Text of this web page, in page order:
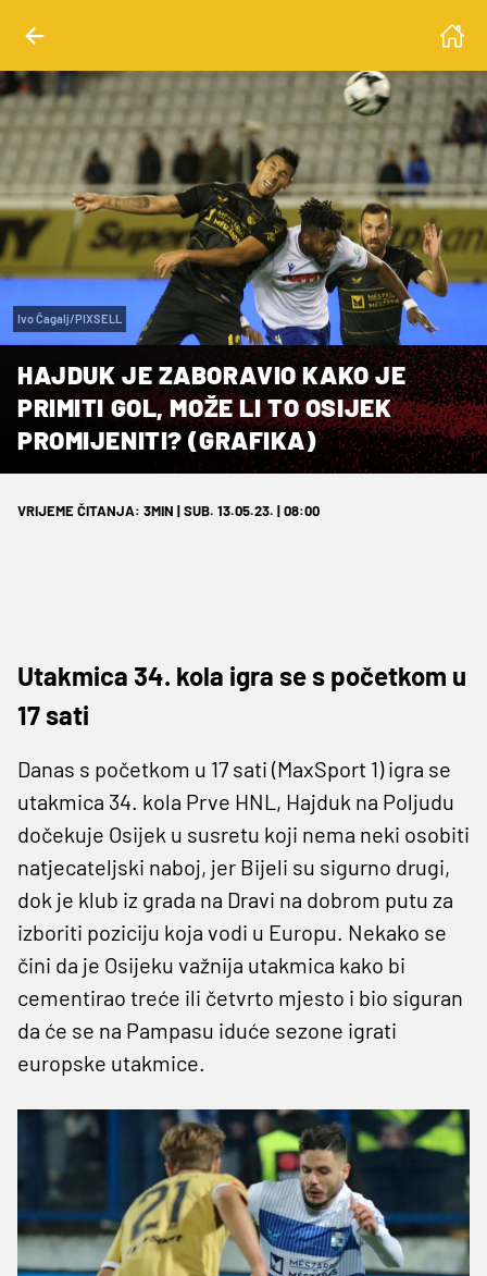
Ivo Čagalj/PIXSELL
HAJDUK JE ZABORAVIO KAKO JE
PRIMITI GOL, MOŽE LI TO OSIJEK
PROMIJENITI? (GRAFIKA)
VRIJEME ČITANJA: 3MIN | SUB. 13.05.23. | 08:00
Utakmica 34. kola igra se s početkom u
17 sati
Danas s početkom u 17 sati (MaxSport 1) igra se
utakmica 34. kola Prve HNL, Hajduk na Poljudu
dočekuje Osijek u susretu koji nema neki osobiti
natjecateljski naboj, jer Bijeli su sigurno drugi,
dok je klub iz grada na Dravi na dobrom putu za
izboriti poziciju koja vodi u Europu. Nekako se
čini da je Osijeku važnija utakmica kako bi
cementirao treće ili četvrto mjesto i bio siguran
da će se na Pampasu iduće sezone igrati
europske utakmice.